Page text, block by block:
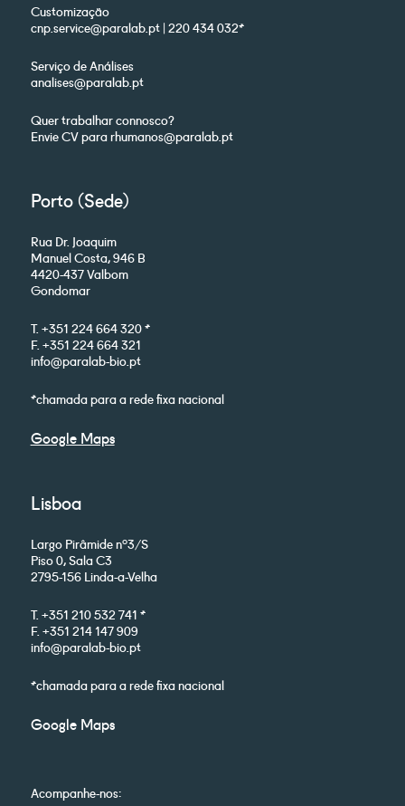
Customização
cnp.service@paralab.pt | 220 434 032*
Serviço de Análises
analises@paralab.pt
Quer trabalhar connosco?
Envie CV para rhumanos@paralab.pt
Porto (Sede)
Rua Dr. Joaquim
Manuel Costa, 946 B
4420-437 Valbom
Gondomar
T. +351 224 664 320 *
F. +351 224 664 321
info@paralab-bio.pt
*chamada para a rede fixa nacional
Google Maps
Lisboa
Largo Pirâmide nº3/S
Piso 0, Sala C3
2795-156 Linda-a-Velha
T. +351 210 532 741 *
F. +351 214 147 909
info@paralab-bio.pt
*chamada para a rede fixa nacional
Google Maps
Acompanhe-nos: